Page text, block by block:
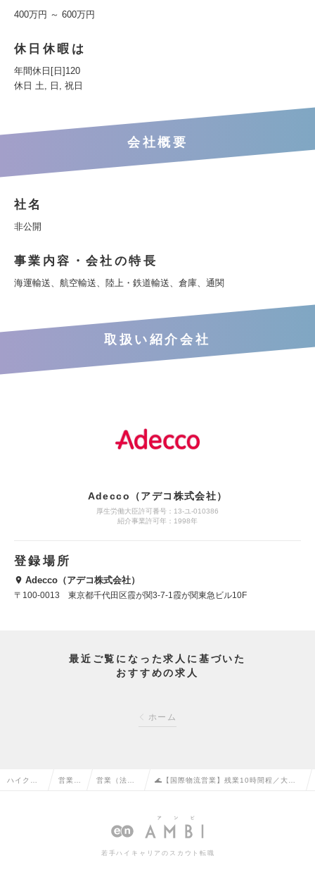
400万円 ～ 600万円
休日休暇は
年間休日[日]120
休日 土, 日, 祝日
会社概要
社名
非公開
事業内容・会社の特長
海運輸送、航空輸送、陸上・鉄道輸送、倉庫、通関
取扱い紹介会社
Adecco（アデコ株式会社）
厚生労働大臣許可番号：13-ユ-010386
紹介事業許可年：1998年
登録場所
Adecco（アデコ株式会社）
〒100-0013 東京都千代田区霞が関3-7-1霞が関東急ビル10F
最近ご覧になった求人に基づいた
おすすめの求人
ホーム
ハイクラ 営業系 営業（法人 🌊【国際物流営業】残業10時間程／大手
若手ハイキャリアのスカウト転職